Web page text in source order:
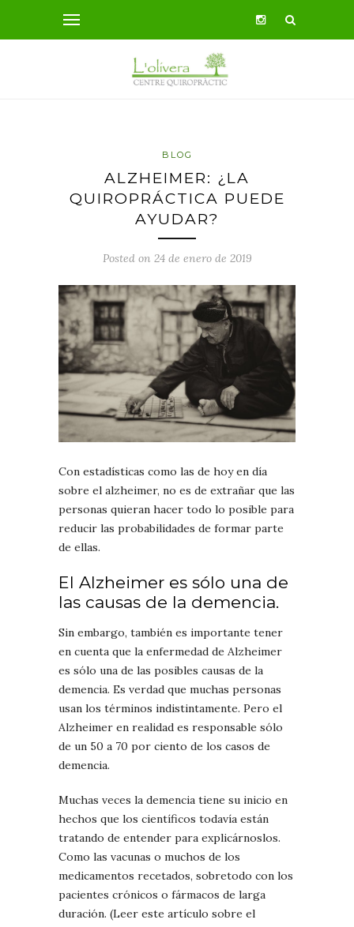
BLOG
ALZHEIMER: ¿LA
QUIROPRÁCTICA PUEDE
AYUDAR?
Posted on 24 de enero de 2019
Con estadísticas como las de hoy en día
sobre el alzheimer, no es de extrañar que las
personas quieran hacer todo lo posible para
reducir las probabilidades de formar parte
de ellas.
El Alzheimer es sólo una de
las causas de la demencia.
Sin embargo, también es importante tener
en cuenta que la enfermedad de Alzheimer
es sólo una de las posibles causas de la
demencia. Es verdad que muchas personas
usan los términos indistintamente. Pero el
Alzheimer en realidad es responsable sólo
de un 50 a 70 por ciento de los casos de
demencia.
Muchas veces la demencia tiene su inicio en
hechos que los científicos todavía están
tratando de entender para explicárnoslos.
Como las vacunas o muchos de los
medicamentos recetados, sobretodo con los
pacientes crónicos o fármacos de larga
duración. (Leer este artículo sobre el